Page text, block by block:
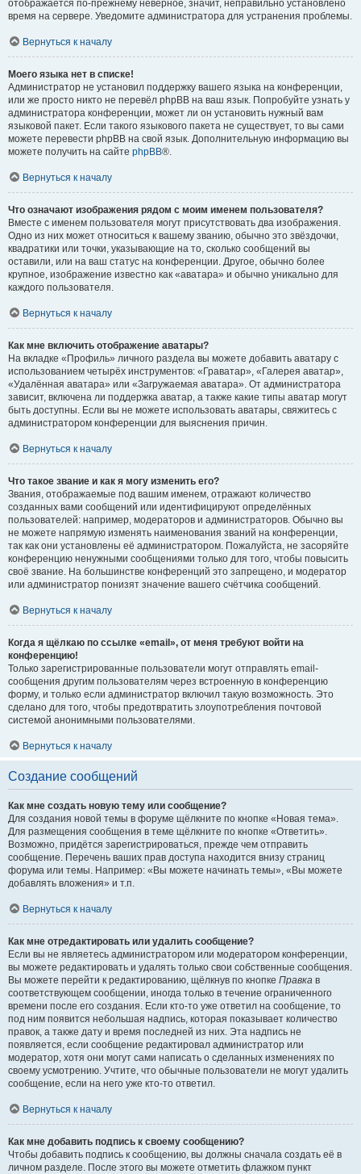
отображается по-прежнему неверное, значит, неправильно установлено
время на сервере. Уведомите администратора для устранения проблемы.
Вернуться к началу
Моего языка нет в списке!
Администратор не установил поддержку вашего языка на конференции,
или же просто никто не перевёл phpBB на ваш язык. Попробуйте узнать у
администратора конференции, может ли он установить нужный вам
языковой пакет. Если такого языкового пакета не существует, то вы сами
можете перевести phpBB на свой язык. Дополнительную информацию вы
можете получить на сайте phpBB®.
Вернуться к началу
Что означают изображения рядом с моим именем пользователя?
Вместе с именем пользователя могут присутствовать два изображения.
Одно из них может относиться к вашему званию, обычно это звёздочки,
квадратики или точки, указывающие на то, сколько сообщений вы
оставили, или на ваш статус на конференции. Другое, обычно более
крупное, изображение известно как «аватара» и обычно уникально для
каждого пользователя.
Вернуться к началу
Как мне включить отображение аватары?
На вкладке «Профиль» личного раздела вы можете добавить аватару с
использованием четырёх инструментов: «Граватар», «Галерея аватар»,
«Удалённая аватара» или «Загружаемая аватара». От администратора
зависит, включена ли поддержка аватар, а также какие типы аватар могут
быть доступны. Если вы не можете использовать аватары, свяжитесь с
администратором конференции для выяснения причин.
Вернуться к началу
Что такое звание и как я могу изменить его?
Звания, отображаемые под вашим именем, отражают количество
созданных вами сообщений или идентифицируют определённых
пользователей: например, модераторов и администраторов. Обычно вы
не можете напрямую изменять наименования званий на конференции,
так как они установлены её администратором. Пожалуйста, не засоряйте
конференцию ненужными сообщениями только для того, чтобы повысить
своё звание. На большинстве конференций это запрещено, и модератор
или администратор понизят значение вашего счётчика сообщений.
Вернуться к началу
Когда я щёлкаю по ссылке «email», от меня требуют войти на
конференцию!
Только зарегистрированные пользователи могут отправлять email-
сообщения другим пользователям через встроенную в конференцию
форму, и только если администратор включил такую возможность. Это
сделано для того, чтобы предотвратить злоупотребления почтовой
системой анонимными пользователями.
Вернуться к началу
Создание сообщений
Как мне создать новую тему или сообщение?
Для создания новой темы в форуме щёлкните по кнопке «Новая тема».
Для размещения сообщения в теме щёлкните по кнопке «Ответить».
Возможно, придётся зарегистрироваться, прежде чем отправить
сообщение. Перечень ваших прав доступа находится внизу страниц
форума или темы. Например: «Вы можете начинать темы», «Вы можете
добавлять вложения» и т.п.
Вернуться к началу
Как мне отредактировать или удалить сообщение?
Если вы не являетесь администратором или модератором конференции,
вы можете редактировать и удалять только свои собственные сообщения.
Вы можете перейти к редактированию, щёлкнув по кнопке Правка в
соответствующем сообщении, иногда только в течение ограниченного
времени после его создания. Если кто-то уже ответил на сообщение, то
под ним появится небольшая надпись, которая показывает количество
правок, а также дату и время последней из них. Эта надпись не
появляется, если сообщение редактировал администратор или
модератор, хотя они могут сами написать о сделанных изменениях по
своему усмотрению. Учтите, что обычные пользователи не могут удалить
сообщение, если на него уже кто-то ответил.
Вернуться к началу
Как мне добавить подпись к своему сообщению?
Чтобы добавить подпись к сообщению, вы должны сначала создать её в
личном разделе. После этого вы можете отметить флажком пункт